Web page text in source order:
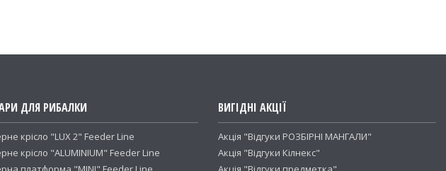
ДЛЯ РИБАЛКИ
крісло "LUX 2" Feeder Line
крісло "ALUMINIUM" Feeder Line
ВИГІДНІ АКЦІЇ
Акція "Відгуки РОЗБІРНІ МАНГАЛИ"
Акція "Відгуки Кілнекс"